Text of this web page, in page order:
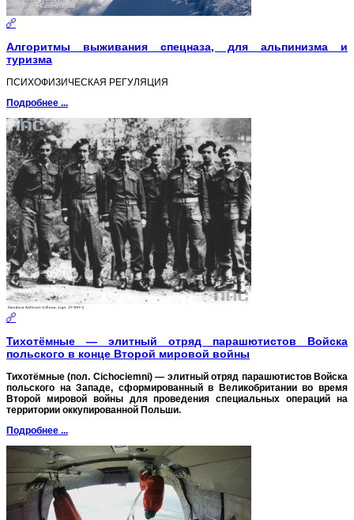
Алгоритмы выживания спецназа, для альпинизма и
туризма
ПСИХОФИЗИЧЕСКАЯ РЕГУЛЯЦИЯ
Подробнее ...
Тихотёмные ― элитный отряд парашютистов Войска
польского в конце Второй мировой войны
Тихотёмные (пол. Cichociemni) ― элитный отряд парашютистов Войска
польского на Западе, сформированный в Великобритании во время
Второй мировой войны для проведения специальных операций на
территории оккупированной Польши.
Подробнее ...